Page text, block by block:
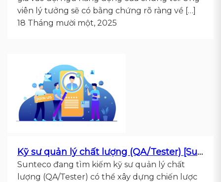
viên lý tưởng sẽ có bằng chứng rõ ràng về […]
18 Tháng mười một, 2025
Kỹ sư quản lý chất lượng (QA/Tester) [Sunteco]
Sunteco đang tìm kiếm kỹ sư quản lý chất
lượng (QA/Tester) có thể xây dựng chiến lược